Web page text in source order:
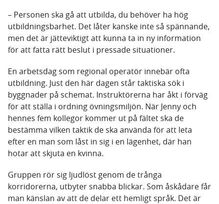
– Personen ska gå att utbilda, du behöver ha hög
utbildningsbarhet. Det låter kanske inte så spännande,
men det är jätteviktigt att kunna ta in ny information
för att fatta rätt beslut i pressade situationer.
En arbetsdag som regional operatör innebär ofta
utbildning. Just den här dagen står taktiska sök i
byggnader på schemat. Instruktörerna har åkt i förväg
för att ställa i ordning övningsmiljön. När Jenny och
hennes fem kollegor kommer ut på fältet ska de
bestämma vilken taktik de ska använda för att leta
efter en man som låst in sig i en lägenhet, där han
hotar att skjuta en kvinna.
Gruppen rör sig ljudlöst genom de trånga
korridorerna, utbyter snabba blickar. Som åskådare får
man känslan av att de delar ett hemligt språk. Det är